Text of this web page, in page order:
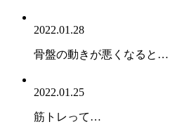
2022.01.28
骨盤の動きが悪くなると…
2022.01.25
筋トレって…